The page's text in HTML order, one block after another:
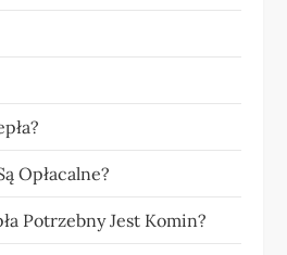
Opłacalne?
Potrzebny Jest Komin?